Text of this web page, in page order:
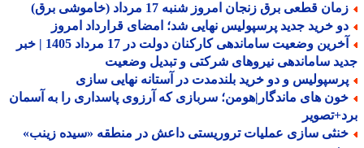
قطعی برق زنجان امروز شنبه 17 مرداد (خاموشی برق)
خرید جدید پرسپولیس نهایی شد؛ امضای قرارداد امروز
آخرین وضعیت ساماندهی کارکنان دولت در 17 مرداد 1405 | خبر
ساماندهی نیروهای شرکتی و تبدیل وضعیت
و دو خرید بلندمدت در آستانه نهایی سازی
های ماندگار|هومن؛ سربازی که آرزوی پاسداری را به آسمان
سازی عملیات تروریستی داعش در منطقه «سیده زینب»